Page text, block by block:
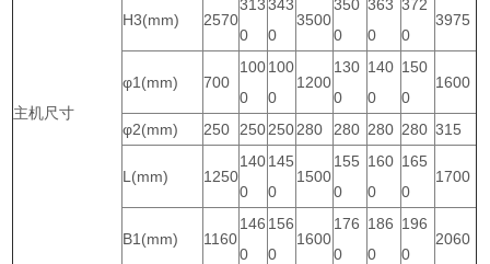
主机尺寸
H3(mm) 2570
313
0
343
0
3500
350
0
363
0
372
0
3975
φ1(mm) 700
100
0
100
0
1200
130
0
140
0
150
0
1600
φ2(mm) 250 250250280 280 280 280 315
L(mm) 1250
140
0
145
0
1500
155
0
160
0
165
0
1700
B1(mm) 1160
146
0
156
0
1600
176
0
186
0
196
0
2060